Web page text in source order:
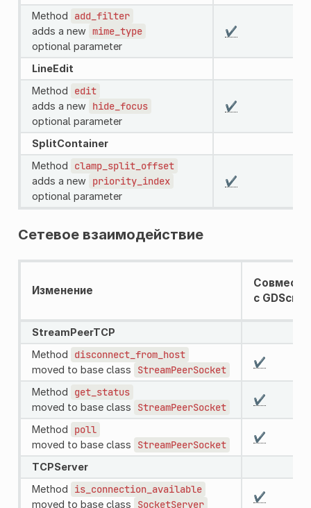
Method add_filter
adds a new mime_type
optional parameter
✔️
LineEdit
Method
edit
adds a new hide_focus
optional parameter
✔️
SplitContainer
Method
clamp_split_offset
adds a new priority_index
optional parameter
✔️
Сетевое взаимодействие
Изменение
с GDScript
StreamPeerTCP
Method
disconnect_from_host
moved to base class StreamPeerSocket
✔️
Method get_status
moved to base class StreamPeerSocket
✔️
Method poll
moved to base class StreamPeerSocket
✔️
TCPServer
Method
is_connection_available
moved to base class SocketServer
✔️